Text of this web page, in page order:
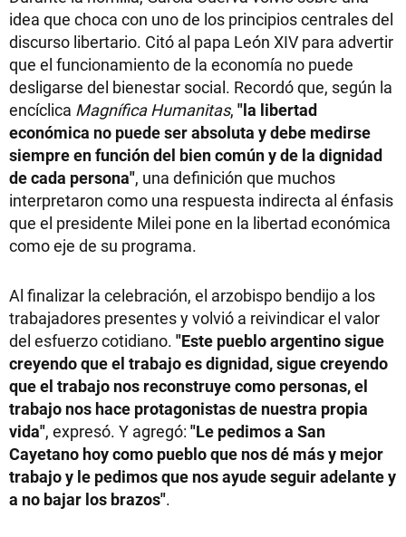
idea que choca con uno de los principios centrales del
discurso libertario. Citó al papa León XIV para advertir
que el funcionamiento de la economía no puede
desligarse del bienestar social. Recordó que, según la
encíclica Magnífica Humanitas, "la libertad
económica no puede ser absoluta y debe medirse
siempre en función del bien común y de la dignidad
de cada persona", una definición que muchos
interpretaron como una respuesta indirecta al énfasis
que el presidente Milei pone en la libertad económica
como eje de su programa.
Al finalizar la celebración, el arzobispo bendijo a los
trabajadores presentes y volvió a reivindicar el valor
del esfuerzo cotidiano. "Este pueblo argentino sigue
creyendo que el trabajo es dignidad, sigue creyendo
que el trabajo nos reconstruye como personas, el
trabajo nos hace protagonistas de nuestra propia
vida", expresó. Y agregó: "Le pedimos a San
Cayetano hoy como pueblo que nos dé más y mejor
trabajo y le pedimos que nos ayude seguir adelante y
a no bajar los brazos".